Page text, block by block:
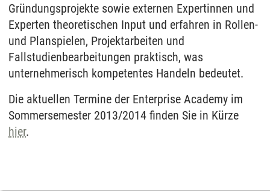
Gründungsprojekte sowie externen Expertinnen und
Experten theoretischen Input und erfahren in Rollen-
und Planspielen, Projektarbeiten und
Fallstudienbearbeitungen praktisch, was
unternehmerisch kompetentes Handeln bedeutet.
Die aktuellen Termine der Enterprise Academy im
Sommersemester 2013/2014 finden Sie in Kürze
hier.